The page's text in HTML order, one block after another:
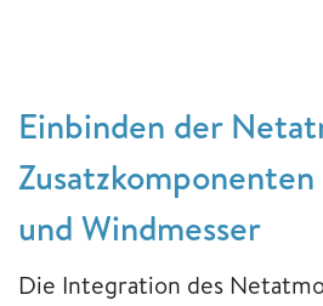
Einbinden der
und Windmesser
Die Integration des